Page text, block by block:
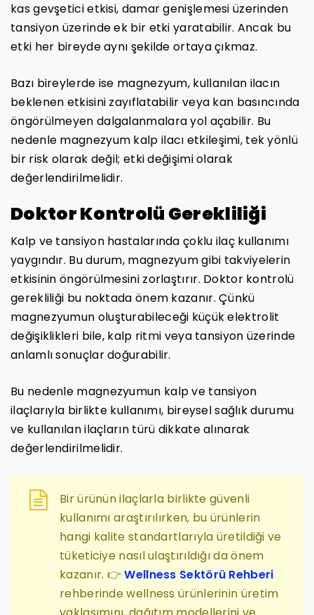
kas gevşetici etkisi, damar genişlemesi üzerinden
tansiyon üzerinde ek bir etki yaratabilir. Ancak bu
etki her bireyde aynı şekilde ortaya çıkmaz.
Bazı bireylerde ise magnezyum, kullanılan ilacın
beklenen etkisini zayıflatabilir veya kan basıncında
öngörülmeyen dalgalanmalara yol açabilir. Bu
nedenle magnezyum kalp ilacı etkileşimi, tek yönlü
bir risk olarak değil; etki değişimi olarak
değerlendirilmelidir.
Doktor Kontrolü Gerekliliği
Kalp ve tansiyon hastalarında çoklu ilaç kullanımı
yaygındır. Bu durum, magnezyum gibi takviyelerin
etkisinin öngörülmesini zorlaştırır. Doktor kontrolü
gerekliliği bu noktada önem kazanır. Çünkü
magnezyumun oluşturabileceği küçük elektrolit
değişiklikleri bile, kalp ritmi veya tansiyon üzerinde
anlamlı sonuçlar doğurabilir.
Bu nedenle magnezyumun kalp ve tansiyon
ilaçlarıyla birlikte kullanımı, bireysel sağlık durumu
ve kullanılan ilaçların türü dikkate alınarak
değerlendirilmelidir.
Bir ürünün ilaçlarla birlikte güvenli
kullanımı araştırılırken, bu ürünlerin
hangi kalite standartlarıyla üretildiği ve
tüketiciye nasıl ulaştırıldığı da önem
kazanır. 👉Wellness Sektörü Rehberi
rehberinde wellness ürünlerinin üretim